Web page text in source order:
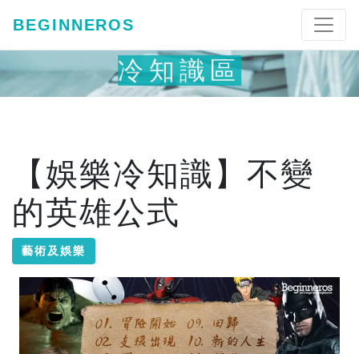
BEGINNEROS
冷知識區
【娛樂冷知識】不變
的英雄公式
藝術及娛樂